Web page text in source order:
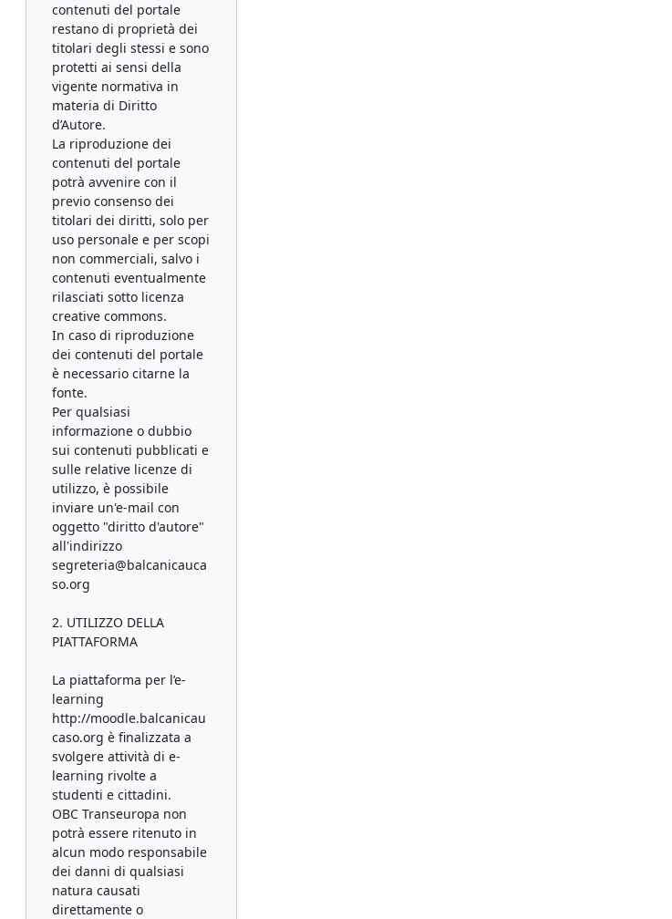
contenuti del portale
restano di proprietà dei
titolari degli stessi e sono
protetti ai sensi della
vigente normativa in
materia di Diritto
d’Autore.
La riproduzione dei
contenuti del portale
potrà avvenire con il
previo consenso dei
titolari dei diritti, solo per
uso personale e per scopi
non commerciali, salvo i
contenuti eventualmente
rilasciati sotto licenza
creative commons.
In caso di riproduzione
dei contenuti del portale
è necessario citarne la
fonte.
Per qualsiasi
informazione o dubbio
sui contenuti pubblicati e
sulle relative licenze di
utilizzo, è possibile
inviare un'e-mail con
oggetto "diritto d'autore"
all'indirizzo
segreteria@balcanicauca
so.org
2. UTILIZZO DELLA
PIATTAFORMA
La piattaforma per l’e-
learning
http://moodle.balcanicau
caso.org è finalizzata a
svolgere attività di e-
learning rivolte a
studenti e cittadini.
OBC Transeuropa non
potrà essere ritenuto in
alcun modo responsabile
dei danni di qualsiasi
natura causati
direttamente o